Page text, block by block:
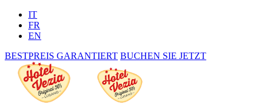
IT
FR
EN
BESTPREIS GARANTIERT BUCHEN SIE JETZT